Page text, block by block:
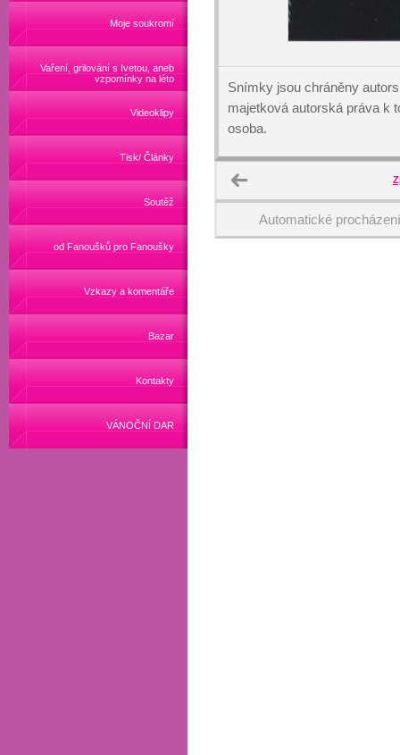
Moje soukromí
Vaření, grilování s Ivetou, aneb
vzpomínky na léto
Videoklipy
Tisk/ Články
Soutěž
od Fanoušků pro Fanoušky
Vzkazy a komentáře
Bazar
Kontakty
VÁNOČNÍ DAR
Snímky jsou chráněny
majetková autorská práva k
osoba.
Automatické